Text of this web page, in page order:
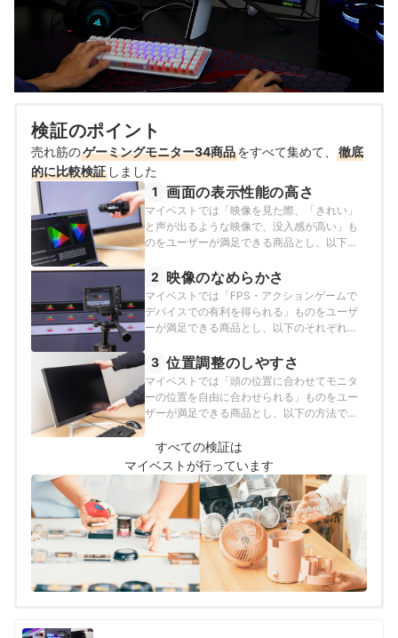
検証のポイント
売れ筋のゲーミングモニター34商品をすべて集めて、
徹底
的に比較検証 しました
1 画面の表示性能の高さ
マイベストでは「映像を見た際、「きれい」
と声が出るような映像で、没入感が高い」も
のをユーザーが満足できる商品とし、以下の
め度をスコア化しました。2026年1月23日時
点の情報をもとに検証を行なっています。
2 映像のなめらかさ
マイベストでは「FPS・アクションゲームで
デバイスでの有利を得られる」ものをユーザ
ーが満足できる商品とし、以下のそれぞれの
ア化しました。2026年1月23日時点の情報を
もとに検証を行なっています。
3 位置調整のしやすさ
マイベストでは「頭の位置に合わせてモニタ
ーの位置を自由に合わせられる」ものをユー
ザーが満足できる商品とし、以下の方法で検
をもとに検証を行なっています。
すべての検証は
マイベストが行っています